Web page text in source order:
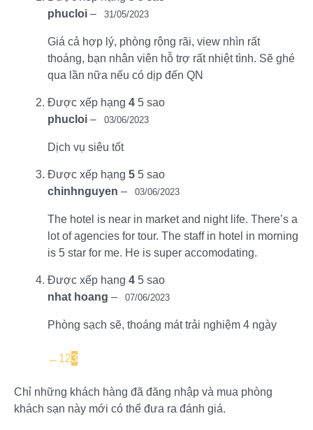
phucloi – 31/05/2023
Giá cả hợp lý, phòng rộng rãi, view nhìn rất
thoáng, bạn nhân viên hỗ trợ rất nhiệt tình. Sẽ ghé
qua lần nữa nếu có dịp đến QN
Được xếp hạng 4 5 sao
phucloi – 03/06/2023
Dịch vụ siêu tốt
Được xếp hạng 5 5 sao
chinhnguyen – 03/06/2023
The hotel is near in market and night life. There’s a
lot of agencies for tour. The staff in hotel in morning
is 5 star for me. He is super accomodating.
Được xếp hạng 4 5 sao
nhat hoang – 07/06/2023
Phòng sạch sẽ, thoáng mát trải nghiệm 4 ngày
← 123
Chỉ những khách hàng đã đăng nhập và mua phòng
khách sạn này mới có thể đưa ra đánh giá.